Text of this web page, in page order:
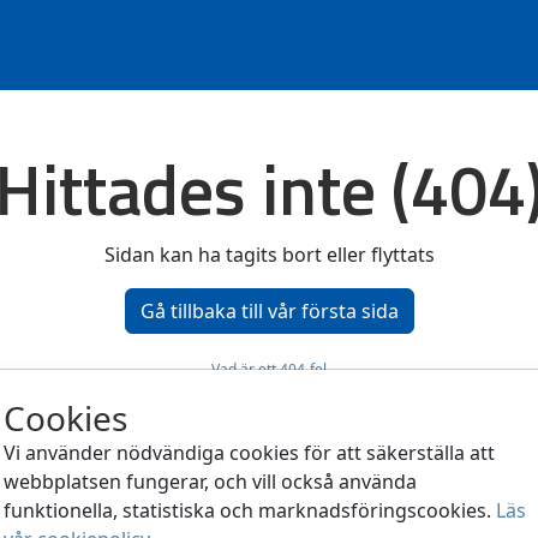
Cookies
Vi använder nödvändiga cookies för att säkerställa att
webbplatsen fungerar, och vill också använda
funktionella, statistiska och marknadsföringscookies. Läs
Hittades inte
Sidan kan ha tagits bort eller flyttats
Gå tillbaka till vår första sida
Vad är ett 404-fel
Korrigera dina cookieval
system:Flex4B®by Flex4Business/ Copyright indhold: